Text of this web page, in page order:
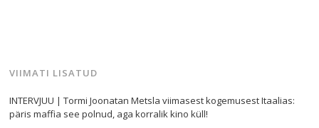
VIIMATI LISATUD
INTERVJUU | Tormi Joonatan Metsla viimasest kogemusest Itaalias:
päris maffia see polnud, aga korralik kino küll!